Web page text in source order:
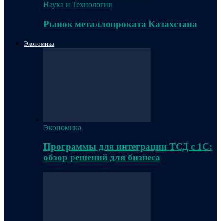
Наука и Технологии
Рынок металлопроката Казахстана
Экономика
Экономика
Программы для интеграции ТСД с 1С:
обзор решений для бизнеса